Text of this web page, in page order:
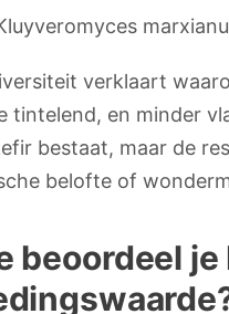
verklaart
tintelend, en minder
bestaat, maar de
belofte of
beoordeel